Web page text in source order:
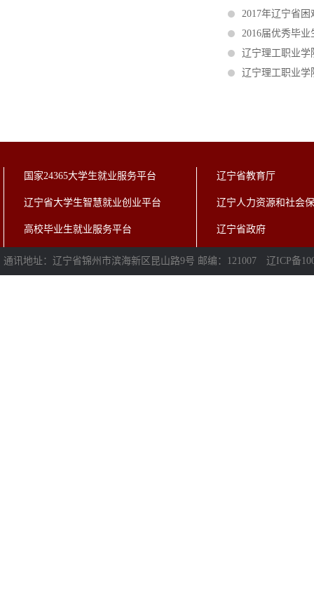
2017年辽宁省
2016届优秀毕
辽宁理工职业学
辽宁理工职业学
国家24365大学生就业服务平台
辽宁省大学生智慧就业创业平台
高校毕业生就业服务平台
辽宁省教育厅
辽宁人力资源和社会
辽宁省政府
通讯地址：辽宁省锦州市滨海新区昆山路9号 邮编：121007 辽ICP备